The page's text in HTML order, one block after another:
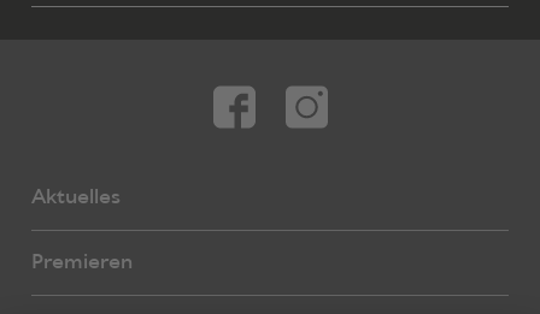
Aktuelles
Premieren